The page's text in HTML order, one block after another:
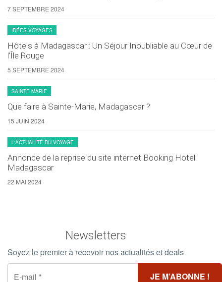
7 SEPTEMBRE 2024
IDÉES VOYAGES
Hôtels à Madagascar : Un Séjour Inoubliable au Cœur de
l’Île Rouge
5 SEPTEMBRE 2024
SAINTE-MARIE
Que faire à Sainte-Marie, Madagascar ?
15 JUIN 2024
L'ACTUALITÉ DU VOYAGE
Annonce de la reprise du site internet Booking Hotel
Madagascar
22 MAI 2024
Newsletters
Soyez le premier à recevoir nos actualités et deals